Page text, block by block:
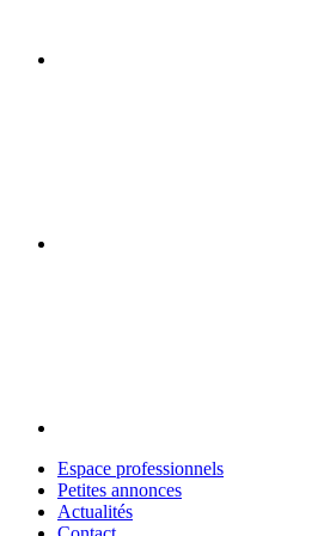
Espace professionnels
Petites annonces
Actualités